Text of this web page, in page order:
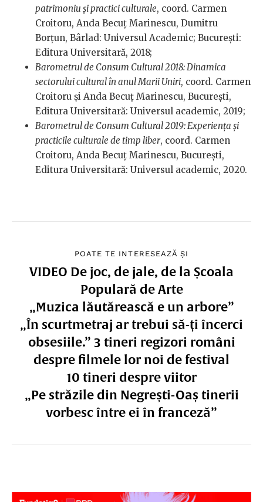
patrimoniu şi practici culturale, coord. Carmen
Croitoru, Anda Becuţ Marinescu, Dumitru
Borţun, Bârlad: Universul Academic; Bucureşti:
Editura Universitară, 2018;
Barometrul de Consum Cultural 2018: Dinamica
sectorului cultural în anul Marii Uniri, coord. Carmen
Croitoru şi Anda Becuţ Marinescu, Bucureşti,
Editura Universitară: Universul academic, 2019;
Barometrul de Consum Cultural 2019: Experiența și
practicile culturale de timp liber, coord. Carmen
Croitoru, Anda Becuț Marinescu, București,
Editura Universitară: Universul academic, 2020.
POATE TE INTERESEAZĂ ȘI
VIDEO De joc, de jale, de la Școala
Populară de Arte
„Muzica lăutărească e un arbore”
„În scurtmetraj ar trebui să-ți încerci
obsesiile.” 3 tineri regizori români
despre filmele lor noi de festival
10 tineri despre viitor
„Pe străzile din Negrești-Oaș tinerii
vorbesc între ei în franceză”